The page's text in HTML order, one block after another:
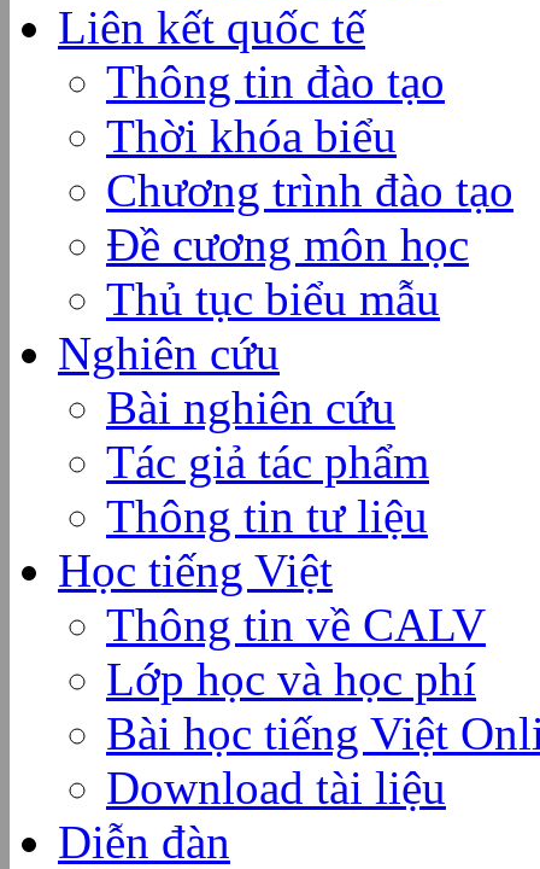
Liên kết quốc tế
Thông tin đào tạo
Thời khóa biểu
Chương trình đào tạo
Đề cương môn học
Thủ tục biểu mẫu
Nghiên cứu
Bài nghiên cứu
Tác giả tác phẩm
Thông tin tư liệu
Học tiếng Việt
Thông tin về CALV
Lớp học và học phí
Bài học tiếng Việt
Download tài liệu
Diễn đàn